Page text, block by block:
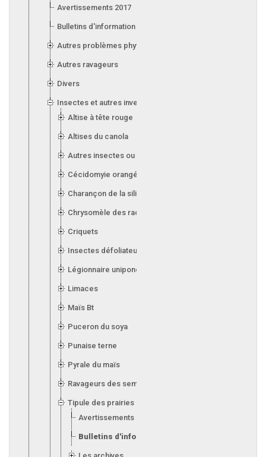
Avertissements 2017
Bulletins d'information 2017
Autres problèmes phytosanitaires
Autres ravageurs
Divers
Insectes et autres invertébrés
Altise à tête rouge
Altises du canola
Autres insectes ou invertébrés
Cécidomyie orangée du blé
Charançon de la silique (canola)
Chrysomèle des racines du maïs
Criquets
Insectes défoliateurs (soya)
Légionnaire uniponctuée
Limaces
Maïs Bt
Puceron du soya
Punaise terne
Pyrale du maïs
Ravageurs des semis
Tipule des prairies
Avertissements
Bulletins d'information